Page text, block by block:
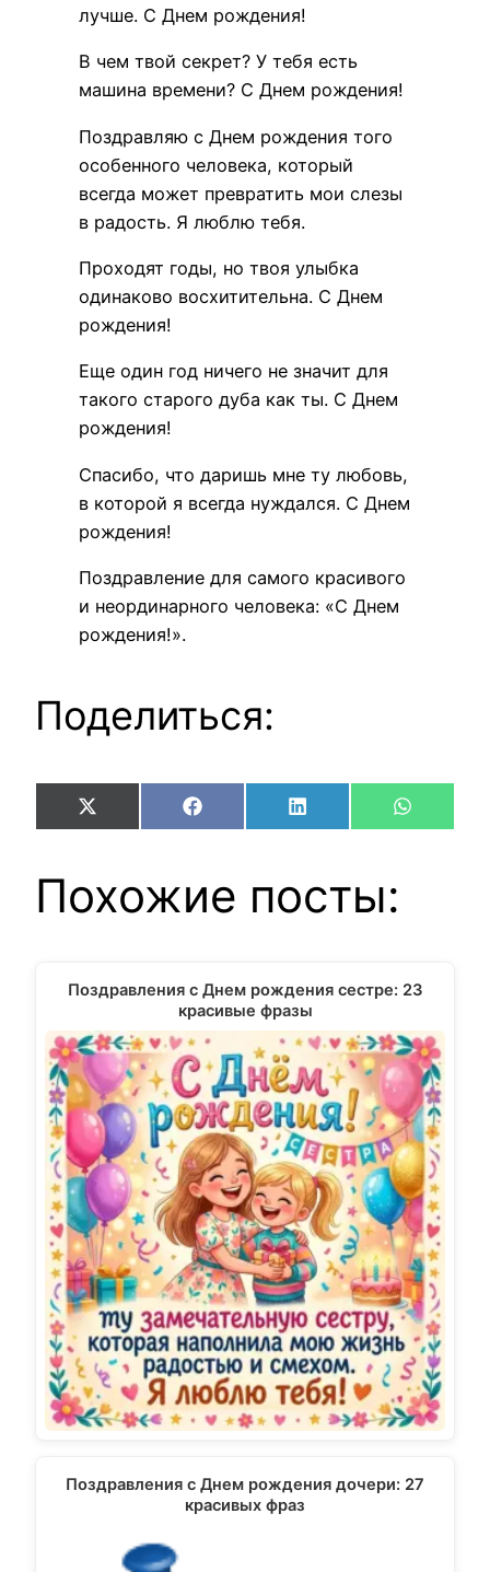
лучше. С Днем рождения!
В чем твой секрет? У тебя есть
машина времени? С Днем рождения!
Поздравляю с Днем рождения того
особенного человека, который
всегда может превратить мои слезы
в радость. Я люблю тебя.
Проходят годы, но твоя улыбка
одинаково восхитительна. С Днем
рождения!
Еще один год ничего не значит для
такого старого дуба как ты. С Днем
рождения!
Спасибо, что даришь мне ту любовь,
в которой я всегда нуждался. С Днем
рождения!
Поздравление для самого красивого
и неординарного человека: «С Днем
рождения!».
Поделиться:
Share
on
X
(Twitter)
Share
on
Facebook
Share
on
LinkedIn
Share
on
Похожие посты:
Поздравления с Днем рождения сестре: 23
красивые фразы
Поздравления с Днем рождения дочери: 27
красивых фраз